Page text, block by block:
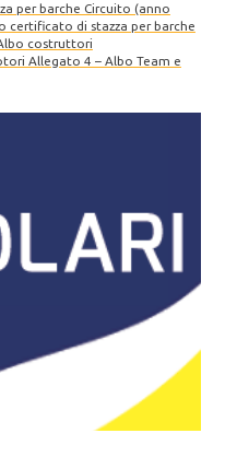
per barche Circuito (anno
certificato di stazza per barche
costruttori
Allegato 4 – Albo Team e